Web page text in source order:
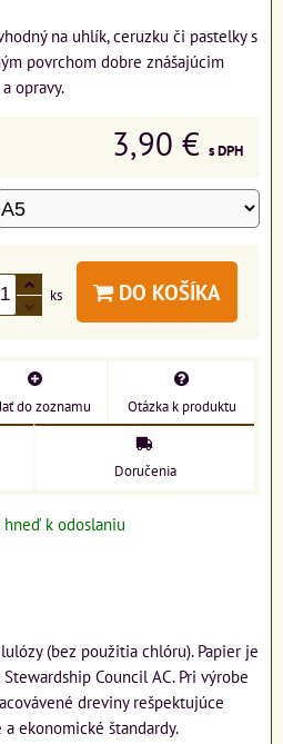
na uhlík, ceruzku či pastelky s
povrchom dobre znášajúcim
opravy.
3,90 € s DPH
ks DO KOŠÍKA
do zoznamu Otázka k produktu
Doručenia
hneď k odoslaniu
(bez použitia chlóru). Papier je
Council AC. Pri výrobe
dreviny rešpektujúce
ekonomické štandardy.